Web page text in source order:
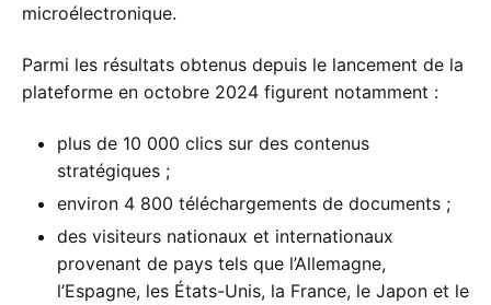
microélectronique.
Parmi les résultats obtenus depuis le lancement de la
plateforme en octobre 2024 figurent notamment :
plus de 10 000 clics sur des contenus
stratégiques ;
environ 4 800 téléchargements de documents ;
des visiteurs nationaux et internationaux
provenant de pays tels que l’Allemagne,
l’Espagne, les États-Unis, la France, le Japon et le